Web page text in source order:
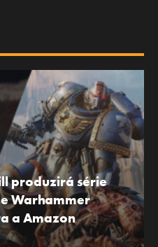
produzirá série
Warhammer
a Amazon